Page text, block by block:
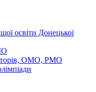
освіти Донецької
ОМО, РМО